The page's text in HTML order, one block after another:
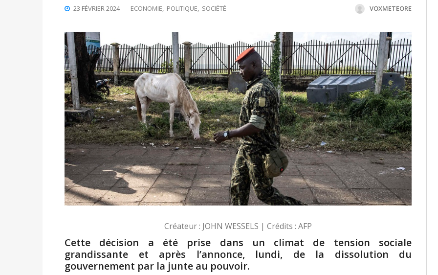
23 FÉVRIER 2024 ECONOMIE POLITIQUE SOCIÉTÉ VOXMETEORE
Créateur : JOHN WESSELS | Crédits : AFP
Cette décision a été prise dans un climat de tension sociale
grandissante et après l’annonce, lundi, de la dissolution du
gouvernement par la junte au pouvoir.